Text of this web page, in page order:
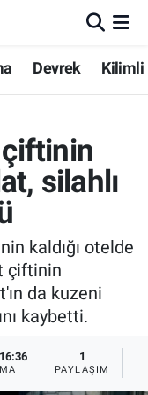
Devrek Kilimli
silahlı
kaldığı otelde
çiftinin
da kuzeni
kaybetti.
1
PAYLAŞIM